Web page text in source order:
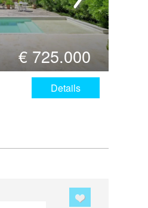
€ 725.000
Details